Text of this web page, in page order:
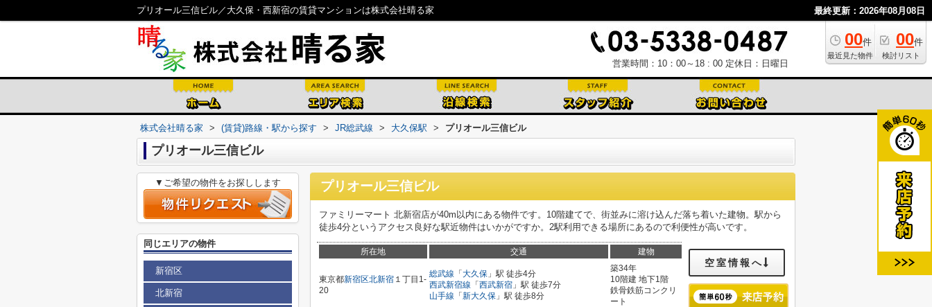
プリオール三信ビル／大久保・西新宿の賃貸マンションは株式会社晴る家 最終更新：2026年08月08日
00件
最近見た物件
00件
検討リスト
営業時間：10：00～18 : 00 定休日：日曜日
株式会社晴る家 > (賃貸)路線・駅から探す > JR総武線 > 大久保駅 > プリオール三信ビル
プリオール三信ビル
プリオール三信ビル
ファミリーマート 北新宿店が40m以内にある物件です。10階建てで、街並みに溶け込んだ落ち着いた建物。駅から
徒歩4分というアクセス良好な駅近物件はいかがですか。2駅利用できる場所にあるので利便性が高いです。
所在地 交通 建物
東京都新宿区北新宿 １丁目1-
20
総武線 「 大久保 」駅 徒歩4分
西武新宿線 「 西武新宿 」駅 徒歩7分
山手線 「 新大久保 」駅 徒歩8分
築34年
10階建 地下1階
鉄骨鉄筋コンクリ
ート
空室情報へ
▼ご希望の物件をお探しします
同じエリアの物件
新宿区
北新宿